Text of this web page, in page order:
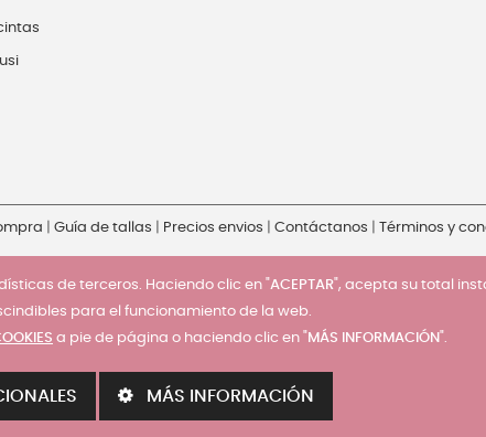
Guía de tallas Precios envios Contáctanos Términos y
de terceros. Haciendo clic en "ACEPTAR", acepta su total
para el funcionamiento de la web.
a pie de página o haciendo clic en "MÁS INFORMACIÓN".
MÁS INFORMACIÓN